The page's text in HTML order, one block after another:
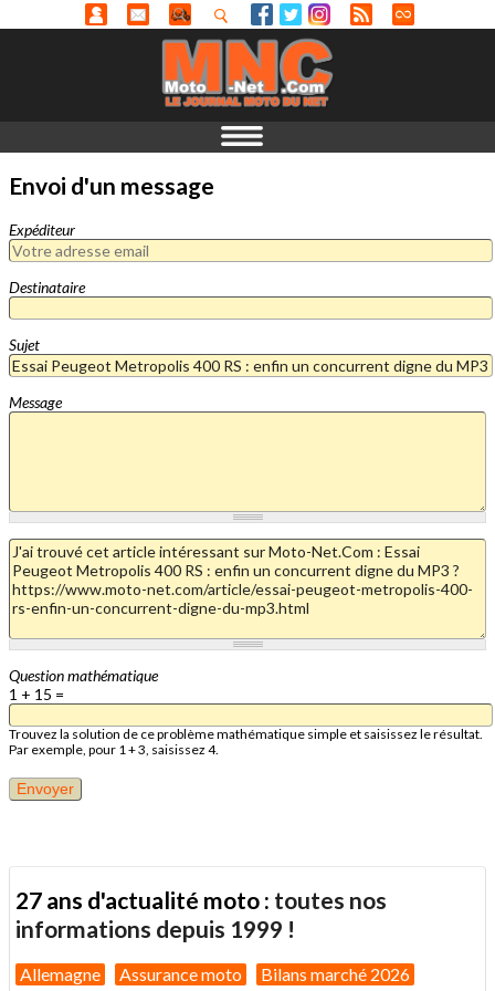
Envoi d'un message
Expéditeur
Destinataire
Sujet
Message
Question mathématique
1 + 15 =
Trouvez la solution de ce problème mathématique simple et saisissez le résultat.
Par exemple, pour 1 + 3, saisissez 4.
27 ans d'actualité moto : toutes nos
informations depuis 1999 !
Allemagne Assurance moto Bilans marché 2026